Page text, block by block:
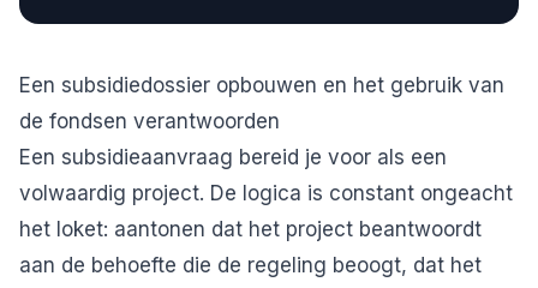
Een subsidiedossier opbouwen en het gebruik van
de fondsen verantwoorden
Een subsidieaanvraag bereid je voor als een
volwaardig project. De logica is constant ongeacht
het loket: aantonen dat het project beantwoordt
aan de behoefte die de regeling beoogt, dat het